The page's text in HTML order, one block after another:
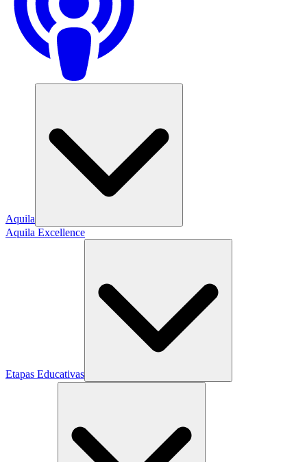
Aquila
Aquila Excellence
Etapas Educativas